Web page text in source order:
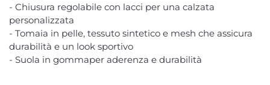
- Chiusura regolabile con lacci per una calzata
personalizzata
- Tomaia in pelle, tessuto sintetico e mesh che assicura
durabilità e un look sportivo
- Suola in gommaper aderenza e durabilità